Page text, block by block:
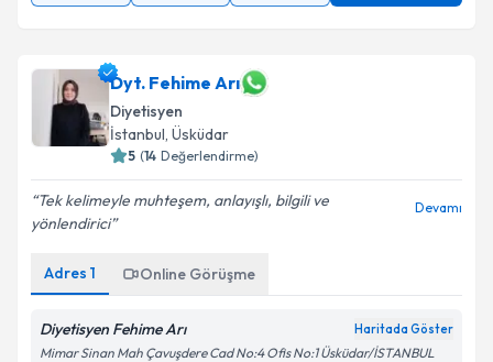
Dyt. Fehime Arı
Diyetisyen
İstanbul, Üsküdar
5 (14 Değerlendirme)
Tek kelimeyle muhteşem, anlayışlı, bilgili ve
yönlendirici
Devamı
Adres 1 Online Görüşme
Diyetisyen Fehime Arı Haritada Göster
Mimar Sinan Mah Çavuşdere Cad No:4 Ofis No:1 Üsküdar/İSTANBUL